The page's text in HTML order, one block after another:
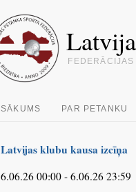
SĀKUMS PAR PETANKU
Latvijas klubu kausa izcīņa
6.06.26 00:00 - 6.06.26 23:59